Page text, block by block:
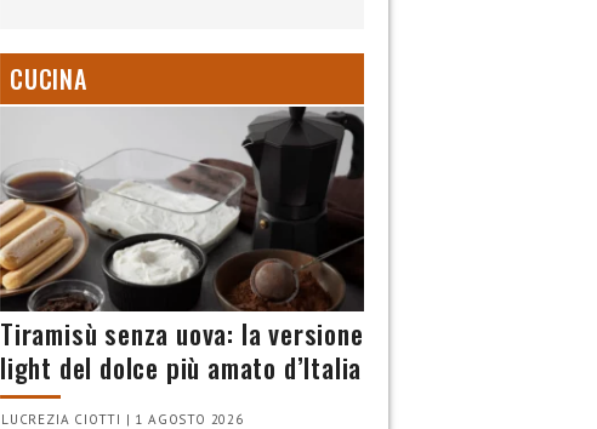
CUCINA
Tiramisù senza uova: la versione
light del dolce più amato d’Italia
LUCREZIA CIOTTI | 1 AGOSTO 2026